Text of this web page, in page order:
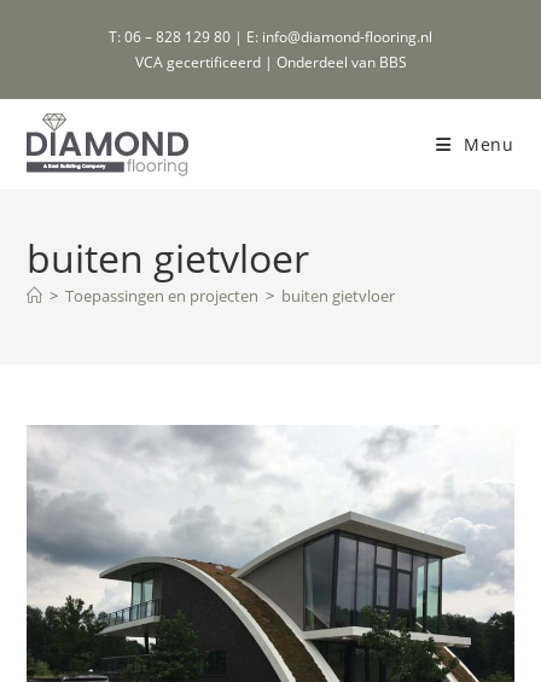
T: 06 – 828 129 80 | E: info@diamond-flooring.nl
VCA gecertificeerd | Onderdeel van BBS
Menu
buiten gietvloer
> Toepassingen en projecten > buiten gietvloer